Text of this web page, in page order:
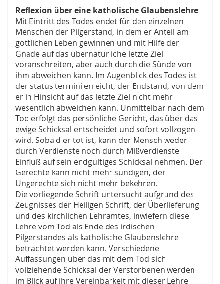
Reflexion über eine katholische Glaubenslehre
Mit Eintritt des Todes endet für den einzelnen
Menschen der Pilgerstand, in dem er Anteil am
göttlichen Leben gewinnen und mit Hilfe der
Gnade auf das übernatürliche letzte Ziel
voranschreiten, aber auch durch die Sünde von
ihm abweichen kann. Im Augenblick des Todes ist
der status termini erreicht, der Endstand, von dem
er in Hinsicht auf das letzte Ziel nicht mehr
wesentlich abweichen kann. Unmittelbar nach dem
Tod erfolgt das persönliche Gericht, das über das
ewige Schicksal entscheidet und sofort vollzogen
wird. Sobald er tot ist, kann der Mensch weder
durch Verdienste noch durch Mißverdienste
Einfluß auf sein endgültiges Schicksal nehmen. Der
Gerechte kann nicht mehr sündigen, der
Ungerechte sich nicht mehr bekehren.
Die vorliegende Schrift untersucht aufgrund des
Zeugnisses der Heiligen Schrift, der Überlieferung
und des kirchlichen Lehramtes, inwiefern diese
Lehre vom Tod als Ende des irdischen
Pilgerstandes als katholische Glaubenslehre
betrachtet werden kann. Verschiedene
Auffassungen über das mit dem Tod sich
vollziehende Schicksal der Verstorbenen werden
im Blick auf ihre Vereinbarkeit mit dieser Lehre